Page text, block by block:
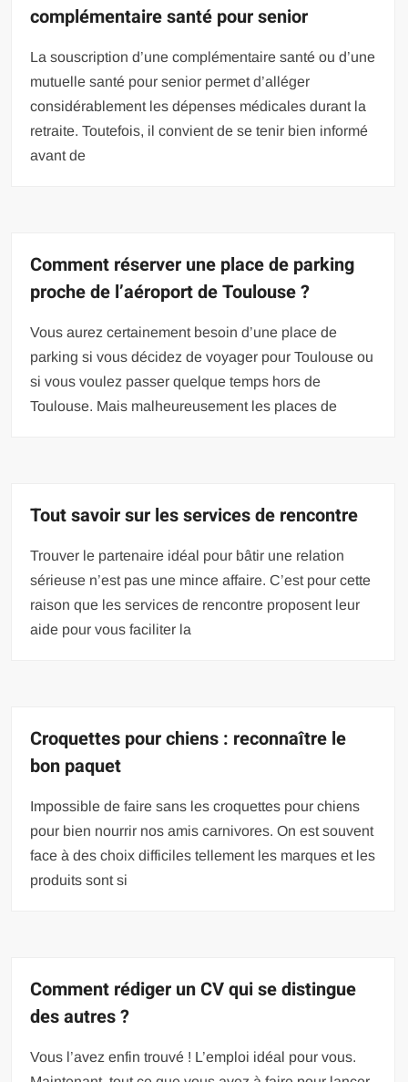
complémentaire santé pour senior
La souscription d’une complémentaire santé ou d’une
mutuelle santé pour senior permet d’alléger
considérablement les dépenses médicales durant la
retraite. Toutefois, il convient de se tenir bien informé
avant de
Comment réserver une place de parking
proche de l’aéroport de Toulouse ?
Vous aurez certainement besoin d’une place de
parking si vous décidez de voyager pour Toulouse ou
si vous voulez passer quelque temps hors de
Toulouse. Mais malheureusement les places de
Tout savoir sur les services de rencontre
Trouver le partenaire idéal pour bâtir une relation
sérieuse n’est pas une mince affaire. C’est pour cette
raison que les services de rencontre proposent leur
aide pour vous faciliter la
Croquettes pour chiens : reconnaître le
bon paquet
Impossible de faire sans les croquettes pour chiens
pour bien nourrir nos amis carnivores. On est souvent
face à des choix difficiles tellement les marques et les
produits sont si
Comment rédiger un CV qui se distingue
des autres ?
Vous l’avez enfin trouvé ! L’emploi idéal pour vous.